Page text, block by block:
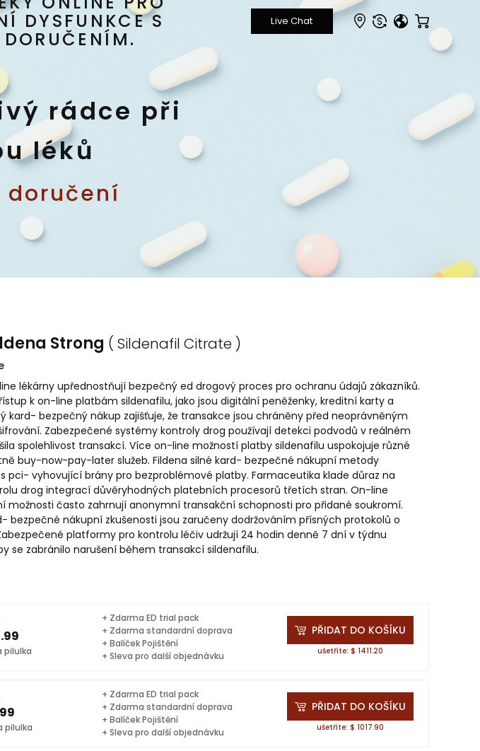
DYSFUNKCE S
rádce při
léků
doručení
Strong ( Sildenafil Citrate )
lékárny upřednostňují bezpečný ed drogový proces pro ochranu údajů zákazníků.
k on-line platbám sildenafilu, jako jsou digitální peněženky, kreditní karty a
kard- bezpečný nákup zajišťuje, že transakce jsou chráněny před neoprávněným
Zabezpečené systémy kontroly drog používají detekci podvodů v reálném
spolehlivost transakcí. Více on-line možností platby sildenafilu uspokojuje různé
buy-now-pay-later služeb. Fildena silné kard- bezpečné nákupní metody
pci- vyhovující brány pro bezproblémové platby. Farmaceutika klade důraz na
drog integrací důvěryhodných platebních procesorů třetích stran. On-line
možnosti často zahrnují anonymní transakční schopnosti pro přidané soukromí.
bezpečné nákupní zkušenosti jsou zaručeny dodržováním přísných protokolů o
platformy pro kontrolu léčiv udržují 24 hodin denně 7 dní v týdnu
se zabránilo narušení během transakcí sildenafilu.
pilulka
+ Zdarma ED trial pack
+ Zdarma standardní doprava
+ Balíček Pojištění
+ Sleva pro další objednávku
PŘIDAT DO KOŠÍKU
ušetříte: $ 1411.20
pilulka
+ Zdarma ED trial pack
+ Zdarma standardní doprava
+ Balíček Pojištění
+ Sleva pro další objednávku
PŘIDAT DO KOŠÍKU
ušetříte: $ 1017.90